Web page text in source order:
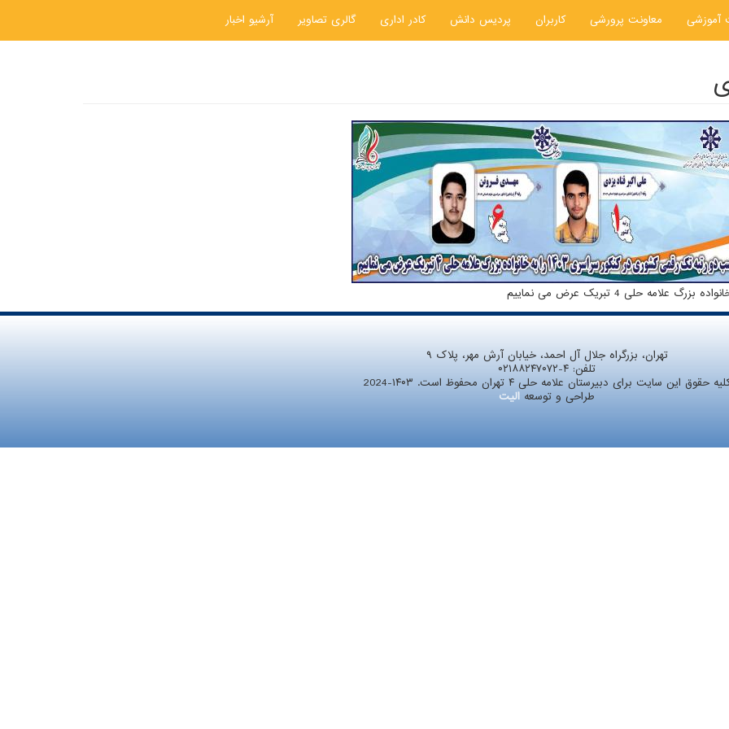
آموزشی معاونت پرورشی کاربران پردیس دانش کادر اداری گالری تصاویر آرشیو اخبار
تهران، بزرگراه جلال آل احمد، خیابان آرش مهر، پلاک ۹
تلفن: ۰۲۱۸۸۲۴۷۰۷۲-۴
حقوق این سایت برای دبیرستان علامه حلی ۴ تهران محفوظ است. ۱۴۰۳-2024
طراحی و توسعه الیت